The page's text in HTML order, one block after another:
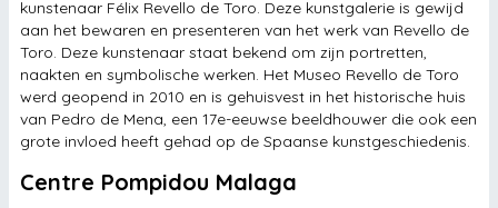
kunstenaar Félix Revello de Toro. Deze kunstgalerie is gewijd
aan het bewaren en presenteren van het werk van Revello de
Toro. Deze kunstenaar staat bekend om zijn portretten,
naakten en symbolische werken. Het Museo Revello de Toro
werd geopend in 2010 en is gehuisvest in het historische huis
van Pedro de Mena, een 17e-eeuwse beeldhouwer die ook een
grote invloed heeft gehad op de Spaanse kunstgeschiedenis.
Centre Pompidou Malaga